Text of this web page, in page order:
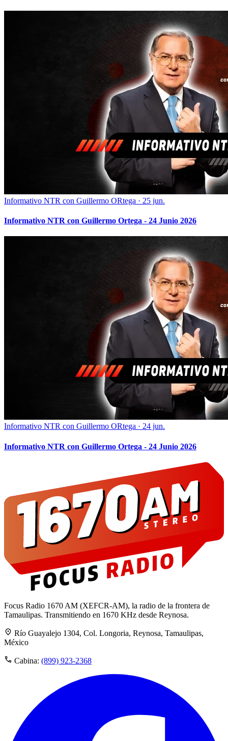
Informativo NTR con Guillermo ORtega · 25 jun.
Informativo NTR con Guillermo Ortega - 24 Junio 2026
Informativo NTR con Guillermo ORtega · 24 jun.
Informativo NTR con Guillermo Ortega - 24 Junio 2026
Focus Radio 1670 AM (XEFCR-AM), la radio de la frontera de
Tamaulipas. Transmitiendo en 1670 KHz desde Reynosa.
Río Guayalejo 1304, Col. Longoria, Reynosa, Tamaulipas,
México
Cabina: (899) 923-2368